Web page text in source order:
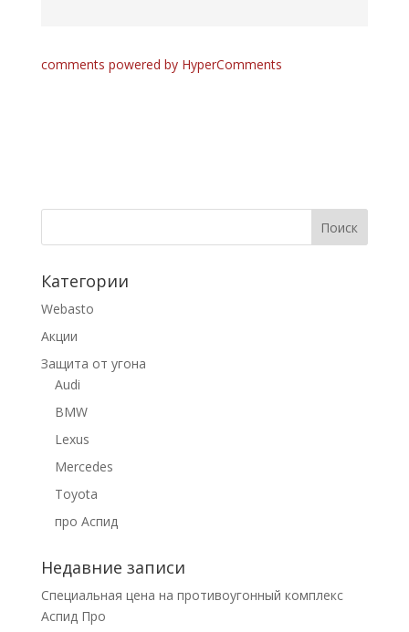
comments powered by HyperComments
Категории
Webasto
Акции
Защита от угона
Audi
BMW
Lexus
Mercedes
Toyota
про Аспид
Недавние записи
Специальная цена на противоугонный комплекс
Аспид Про